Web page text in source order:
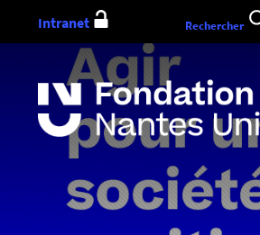
au
Intranet Rechercher